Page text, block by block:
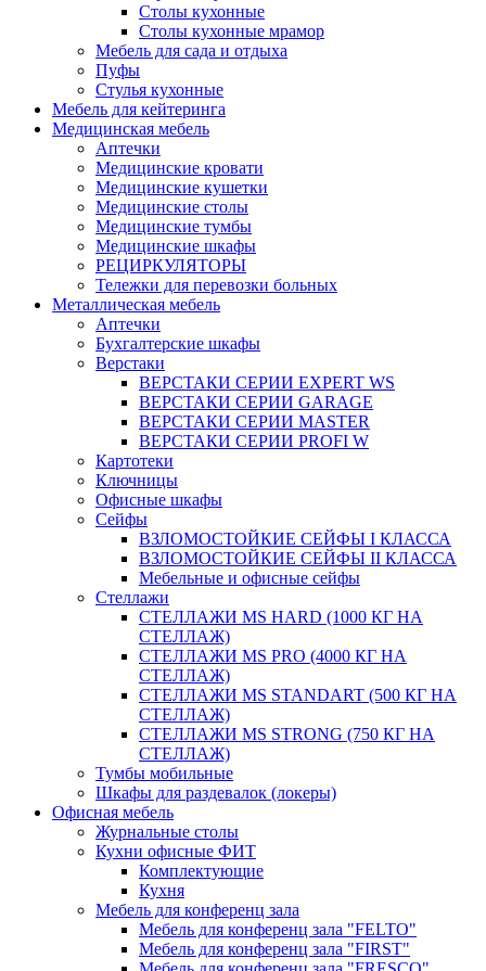
Столы кухонные
Столы кухонные мрамор
Мебель для сада и отдыха
Пуфы
Стулья кухонные
Мебель для кейтеринга
Медицинская мебель
Аптечки
Медицинские кровати
Медицинские кушетки
Медицинские столы
Медицинские тумбы
Медицинские шкафы
РЕЦИРКУЛЯТОРЫ
Тележки для перевозки больных
Металлическая мебель
Аптечки
Бухгалтерские шкафы
Верстаки
ВЕРСТАКИ СЕРИИ EXPERT WS
ВЕРСТАКИ СЕРИИ GARAGE
ВЕРСТАКИ СЕРИИ MASTER
ВЕРСТАКИ СЕРИИ PROFI W
Картотеки
Ключницы
Офисные шкафы
Сейфы
ВЗЛОМОСТОЙКИЕ СЕЙФЫ I КЛАССА
ВЗЛОМОСТОЙКИЕ СЕЙФЫ II КЛАССА
Мебельные и офисные сейфы
Стеллажи
СТЕЛЛАЖИ MS HARD (1000 КГ НА
СТЕЛЛАЖ)
СТЕЛЛАЖИ MS PRO (4000 КГ НА
СТЕЛЛАЖ)
СТЕЛЛАЖИ MS STANDART (500 КГ НА
СТЕЛЛАЖ)
СТЕЛЛАЖИ MS STRONG (750 КГ НА
СТЕЛЛАЖ)
Тумбы мобильные
Шкафы для раздевалок (локеры)
Офисная мебель
Журнальные столы
Кухни офисные ФИТ
Комплектующие
Кухня
Мебель для конференц зала
Мебель для конференц зала "FELTO"
Мебель для конференц зала "FIRST"